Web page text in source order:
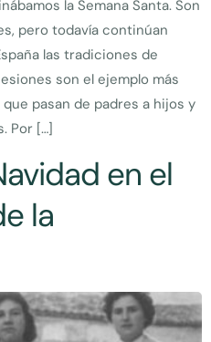
la Semana Santa. Son
pero todavía continúan
las tradiciones de
son el ejemplo más
pasan de padres a hijos y
Por […]
en el
la